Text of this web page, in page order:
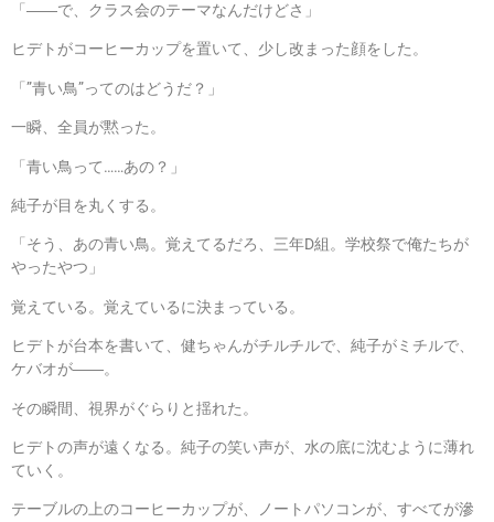
「――で、クラス会のテーマなんだけどさ」
ヒデトがコーヒーカップを置いて、少し改まった顔をした。
「”青い鳥”ってのはどうだ？」
一瞬、全員が黙った。
「青い鳥って……あの？」
純子が目を丸くする。
「そう、あの青い鳥。覚えてるだろ、三年D組。学校祭で俺たちが
やったやつ」
覚えている。覚えているに決まっている。
ヒデトが台本を書いて、健ちゃんがチルチルで、純子がミチルで、
ケバオが――。
その瞬間、視界がぐらりと揺れた。
ヒデトの声が遠くなる。純子の笑い声が、水の底に沈むように薄れ
ていく。
テーブルの上のコーヒーカップが、ノートパソコンが、すべてが滲